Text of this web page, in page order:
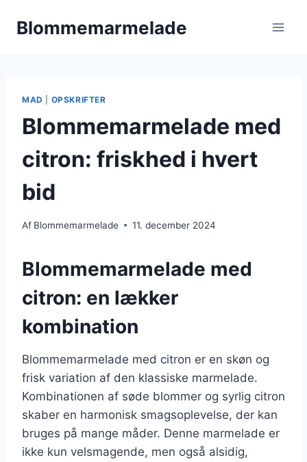
Blommemarmelade
MAD OPSKRIFTER
Blommemarmelade med
citron: friskhed i hvert
bid
Af Blommemarmelade 11. december 2024
Blommemarmelade med
citron: en lækker
kombination
Blommemarmelade med citron er en skøn og
frisk variation af den klassiske marmelade.
Kombinationen af søde blommer og syrlig citron
skaber en harmonisk smagsoplevelse, der kan
bruges på mange måder. Denne marmelade er
ikke kun velsmagende, men også alsidig,